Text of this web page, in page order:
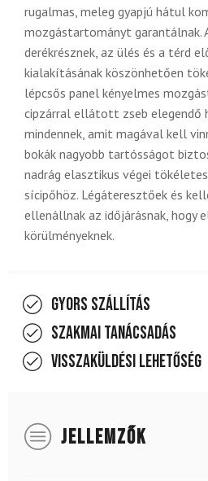
rugalmas, meleg gyapjú hátul
mozgástartományt garantálnak.
derékrésznek, az ülés és a térd
kialakításának köszönhetően
lépcsős panel kényelmes
cipzárral ellátott zseb
mindennek, amit magával kell
bokák nagyobb tartósságot
nadrág elasztikus végei
sícipőhöz. Légáteresztőek és
ellenállnak az időjárásnak, hogy
körülményeknek.
Gyors szállítás
Szakmai tanácsadás
Visszaküldési lehetőség
JELLEMZŐK